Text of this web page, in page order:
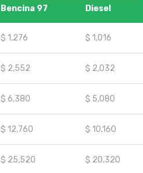
Bencina 97 Diesel
$ 1,276 $ 1,016
$ 2,552 $ 2,032
$ 6,380 $ 5,080
$ 12,760 $ 10,160
$ 25,520 $ 20,320